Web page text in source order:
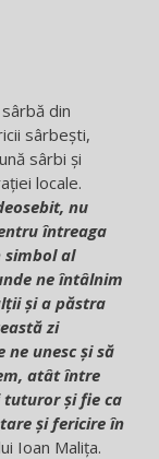
din
sârbești,
sârbi și
locale.
nu
întreaga
simbol al
ne întâlnim
și a păstra
zi
unesc și să
atât între
tuturor și fie ca
și fericire în
Ioan Malița.